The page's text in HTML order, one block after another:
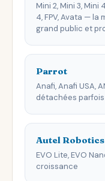
Mini 2, Mini 3, Mini
4, FPV, Avata —
grand public et
Parrot
Anafi, Anafi USA,
détachées
Autel Robotics
EVO Lite, EVO
croissance